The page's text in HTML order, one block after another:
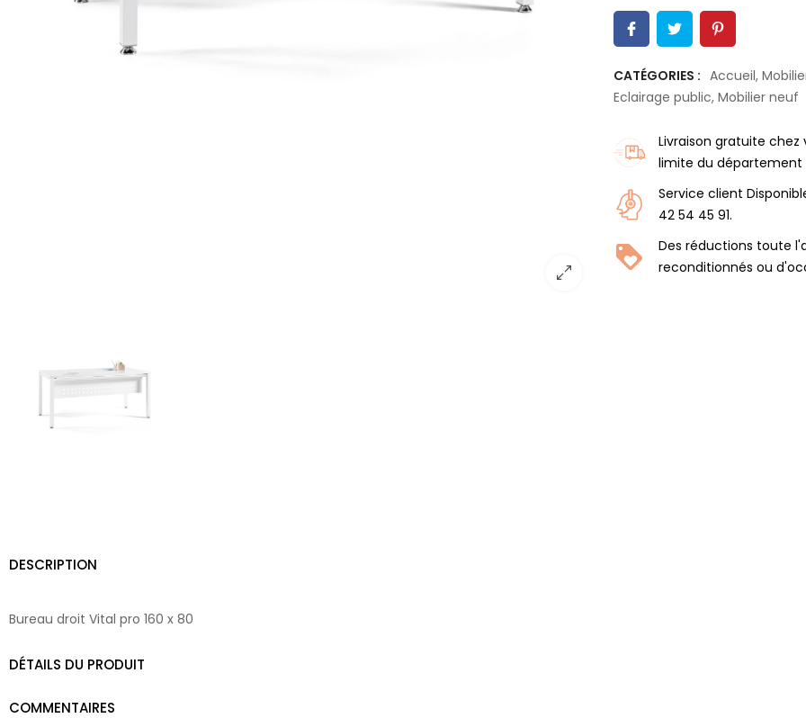
CATÉGORIES : Accueil,
Eclairage public, Mobilier neuf
Livraison gratuite chez
limite du département
Service client
42 54 45 91.
Des réductions toute
reconditionnés ou
DESCRIPTION
Bureau droit Vital pro 160 x 80
DÉTAILS DU PRODUIT
COMMENTAIRES